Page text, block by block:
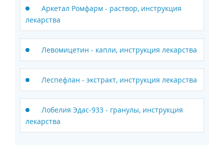
Аркетал Ромфарм - раствор, инструкция
лекарства
Левомицетин - капли, инструкция лекарства
Леспефлан - экстракт, инструкция лекарства
Лобелия Эдас-933 - гранулы, инструкция
лекарства